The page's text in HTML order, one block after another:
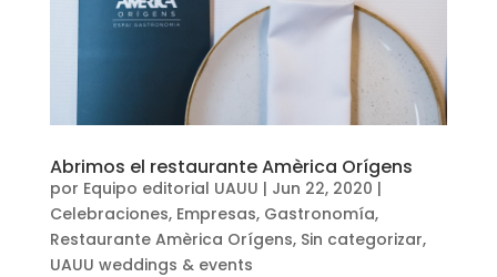
Abrimos el restaurante Amèrica Orígens
por Equipo editorial UAUU | Jun 22, 2020 |
Celebraciones, Empresas, Gastronomía,
Restaurante Amèrica Orígens, Sin categorizar,
UAUU weddings & events